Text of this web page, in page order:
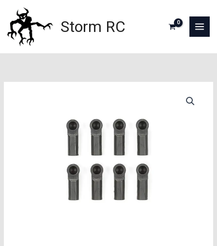
contenu
Storm RC